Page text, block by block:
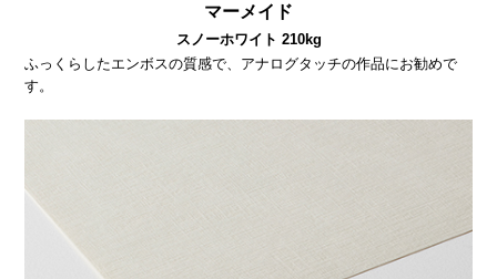
マーメイド
スノーホワイト 210kg
ふっくらしたエンボスの質感で、アナログタッチの作品にお勧めで
す。